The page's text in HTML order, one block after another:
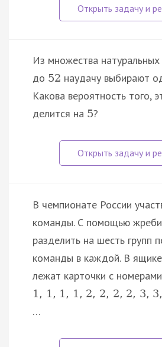
Из множества натуральных
до 52 наудачу выбирают
Какова вероятность того,
делится на 5?
В чемпионате России
команды. С помощью
разделить на шесть групп
команды в каждой. В
лежат карточки с
1 , 1 , 1 , 1 , 2, 2, 2, 2, 3, 3,
…